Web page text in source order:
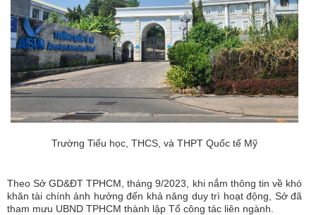
Trường Tiểu học, THCS, và THPT Quốc tế Mỹ
Theo Sở GD&ĐT TPHCM, tháng 9/2023, khi nắm thông tin về khó
khăn tài chính ảnh hưởng đến khả năng duy trì hoạt động, Sở đã
tham mưu UBND TPHCM thành lập Tổ công tác liên ngành.